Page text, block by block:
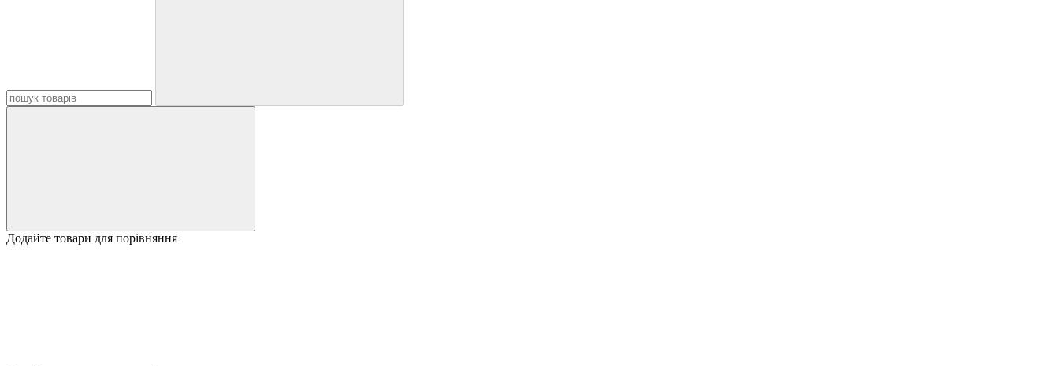
Додайте товари для порівняння